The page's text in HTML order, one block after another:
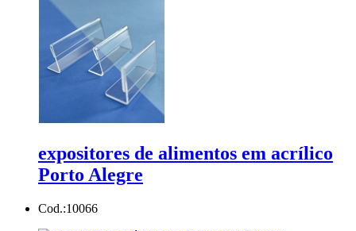
expositores de alimentos em acrílico
Porto Alegre
Cod.:10066